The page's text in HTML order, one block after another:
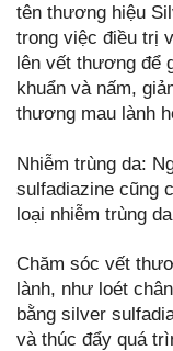
tên thương hiệu
trong việc điều trị
lên vết thương để
khuẩn và nấm,
thương mau lành
Nhiễm trùng da:
sulfadiazine cũng
loại nhiễm trùng
Chăm sóc vết
lành, như loét
bằng silver
và thúc đẩy quá